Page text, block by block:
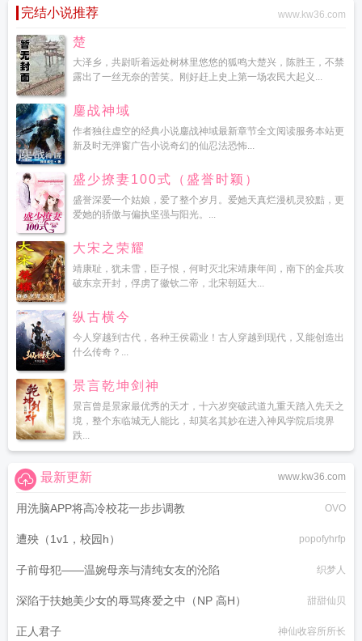
完结小说推荐 www.kw36.com
楚
大泽乡，共尉听着远处树林里悠悠的狐鸣大楚兴，陈胜王，不禁
露出了一丝无奈的苦笑。刚好赶上史上第一场农民大起义...
鏖战神域
作者独往虚空的经典小说鏖战神域最新章节全文阅读服务本站更
新及时无弹窗广告小说奇幻的仙忍法恐怖...
盛少撩妻100式（盛誉时颖）
盛誉深爱一个姑娘，爱了整个岁月。爱她天真烂漫机灵狡黠，更
爱她的骄傲与偏执坚强与阳光。...
大宋之荣耀
靖康耻，犹未雪，臣子恨，何时灭北宋靖康年间，南下的金兵攻
破东京开封，俘虏了徽钦二帝，北宋朝廷大...
纵古横今
今人穿越到古代，各种王侯霸业！古人穿越到现代，又能创造出
什么传奇？...
景言乾坤剑神
景言曾是景家最优秀的天才，十六岁突破武道九重天踏入先天之
境，整个东临城无人能比，却莫名其妙在进入神风学院后境界
跌...
www.kw36.com
最新更新
用洗脑APP将高冷校花一步步调教 OVO
遭殃（1v1，校园h） popofyhrfp
子前母犯——温婉母亲与清纯女友的沦陷 织梦人
深陷于扶她美少女的辱骂疼爱之中（NP 高H） 甜甜仙贝
正人君子 神仙收容所所长